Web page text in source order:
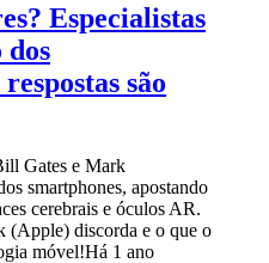
Especialistas
dos
são
Gates e Mark
smartphones, apostando
cerebrais e óculos AR.
(Apple) discorda e o que o
móvel!Há 1 ano